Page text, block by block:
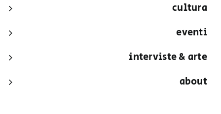
cultura
eventi
interviste & arte
about